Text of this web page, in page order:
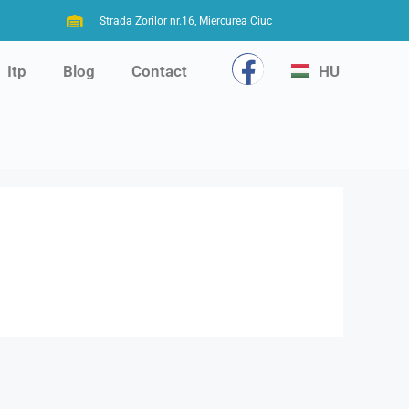
Strada Zorilor nr.16, Miercurea Ciuc
Itp Blog Contact HU